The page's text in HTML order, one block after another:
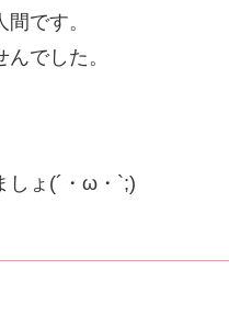
です。
でした。
しょ(´・ω・`;)